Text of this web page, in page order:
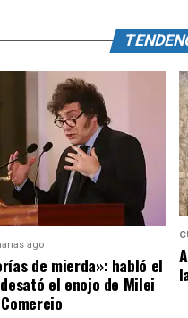
ago
de mierda»: habló el
el enojo de Milei